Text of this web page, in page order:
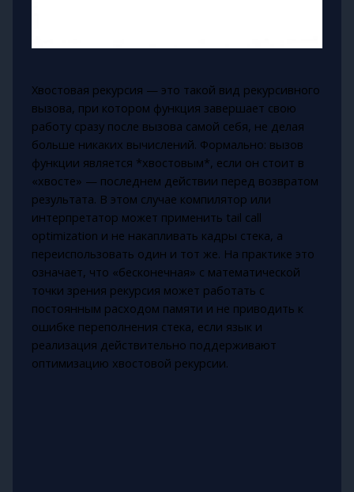
Хвостовая рекурсия — это такой вид рекурсивного
вызова, при котором функция завершает свою
работу сразу после вызова самой себя, не делая
больше никаких вычислений. Формально: вызов
функции является *хвостовым*, если он стоит в
«хвосте» — последнем действии перед возвратом
результата. В этом случае компилятор или
интерпретатор может применить tail call
optimization и не накапливать кадры стека, а
переиспользовать один и тот же. На практике это
означает, что «бесконечная» с математической
точки зрения рекурсия может работать с
постоянным расходом памяти и не приводить к
ошибке переполнения стека, если язык и
реализация действительно поддерживают
оптимизацию хвостовой рекурсии.